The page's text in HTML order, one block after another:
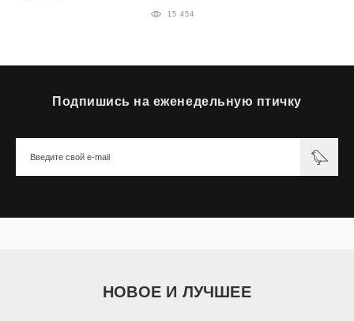
15 454
Подпишись на еженедельную птичку
НОВОЕ И ЛУЧШЕЕ